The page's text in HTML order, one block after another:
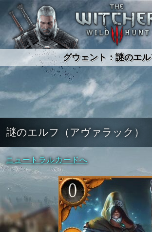
ウィッチャー3ワイルドハント wiki
グウェント：謎のエ
謎のエルフ（アヴァラック）
ニュートラルカードへ